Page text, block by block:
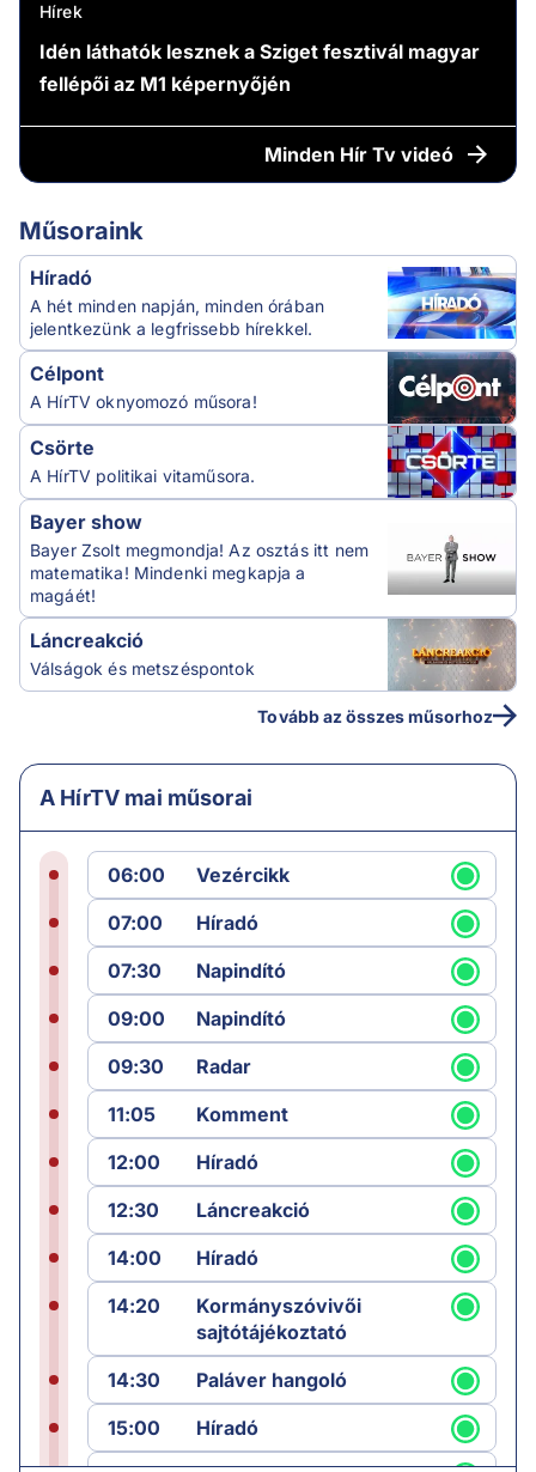
Hírek
Idén láthatók lesznek a Sziget fesztivál magyar
fellépői az M1 képernyőjén
Minden Hír Tv videó
Műsoraink
Híradó
A hét minden napján, minden órában
jelentkezünk a legfrissebb hírekkel.
Célpont
A HírTV oknyomozó műsora!
Csörte
A HírTV politikai vitaműsora.
Bayer show
Bayer Zsolt megmondja! Az osztás itt nem
matematika! Mindenki megkapja a
magáét!
Láncreakció
Válságok és metszéspontok
Tovább az összes műsorhoz
A HírTV mai műsorai
06:00
Vezércikk
07:00
Híradó
07:30
Napindító
09:00
Napindító
09:30
Radar
11:05
Komment
12:00
Híradó
12:30
Láncreakció
14:00
Híradó
14:20
Kormányszóvivői
sajtótájékoztató
14:30
Paláver hangoló
15:00
Híradó